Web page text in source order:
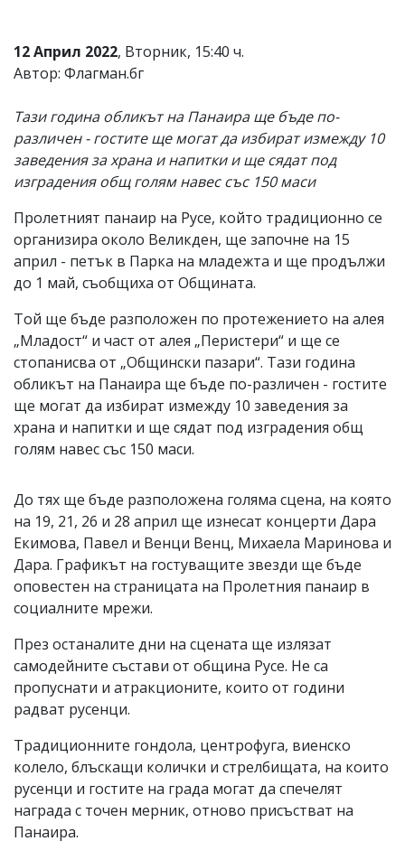
статиите
се
въвеждат
читателите
редакцията
не
носи
за
тях!
Ако
откриете
обиден
за
вас
коментар,
моля
сигнализирайте
ни!
12 Април 2022, Вторник, 15:40 ч.
Автор: Флагман.бг
Тази година обликът на Панаира ще бъде по-
различен - гостите ще могат да избират измежду 10
заведения за храна и напитки и ще сядат под
изградения общ голям навес със 150 маси
Пролетният панаир на Русе, който традиционно се
организира около Великден, ще започне на 15
април - петък в Парка на младежта и ще продължи
до 1 май, съобщиха от Общината.
Той ще бъде разположен по протежението на алея
„Младост“ и част от алея „Перистери“ и ще се
стопанисва от „Общински пазари“. Тази година
обликът на Панаира ще бъде по-различен - гостите
ще могат да избират измежду 10 заведения за
храна и напитки и ще сядат под изградения общ
голям навес със 150 маси.
До тях ще бъде разположена голяма сцена, на която
на 19, 21, 26 и 28 април ще изнесат концерти Дара
Екимова, Павел и Венци Венц, Михаела Маринова и
Дара. Графикът на гостуващите звезди ще бъде
оповестен на страницата на Пролетния панаир в
социалните мрежи.
През останалите дни на сцената ще излязат
самодейните състави от община Русе. Не са
пропуснати и атракционите, които от години
радват русенци.
Традиционните гондола, центрофуга, виенско
колело, блъскащи колички и стрелбищата, на които
русенци и гостите на града могат да спечелят
награда с точен мерник, отново присъстват на
Панаира.